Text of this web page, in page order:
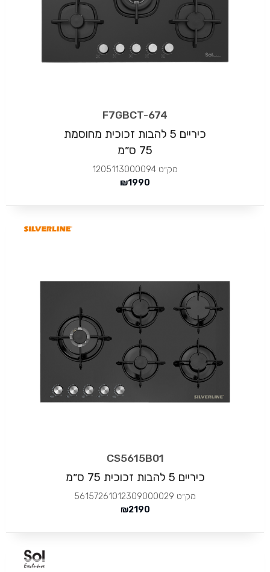
F7GBCT-674
כיריים 5 להבות זכוכית מחוסמת
75 ס״מ
מק״ט 1205113000094
1990
₪
CS5615B01
כיריים 5 להבות זכוכית 75 ס״מ
מק״ט 56157261012309000029
2190
₪